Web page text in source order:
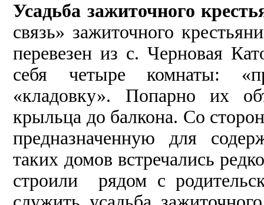
Усадьба зажиточного
связь» зажиточного
перевезен из с. Черновая
себя четыре комнаты:
«кладовку». Попарно их
крыльца до балкона. Со
предназначенную для
таких домов встречались
строили рядом с